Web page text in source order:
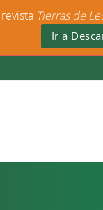
Tierras de
Ir a